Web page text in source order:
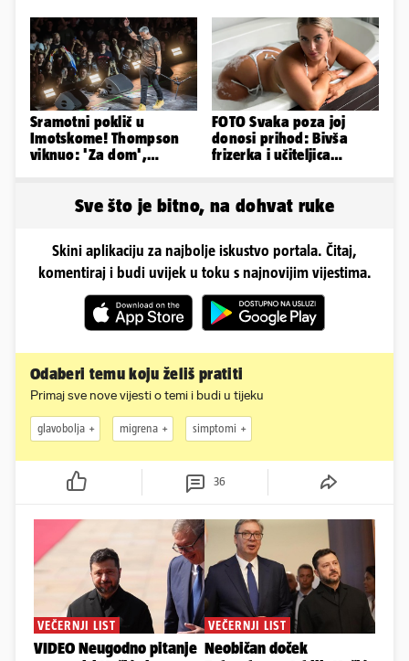
Sramotni poklič u
Imotskome! Thompson
viknuo: 'Za dom',
FOTO Svaka poza joj
donosi prihod: Bivša
frizerka i učiteljica
Sve što je bitno, na dohvat ruke
Skini aplikaciju za najbolje iskustvo portala. Čitaj,
komentiraj i budi uvijek u toku s najnovijim vijestima.
Odaberi temu koju želiš pratiti
Primaj sve nove vijesti o temi i budi u tijeku
glavobolja migrena simptomi
36